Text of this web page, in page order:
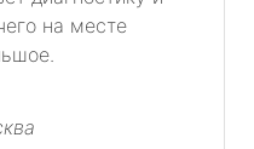
на месте